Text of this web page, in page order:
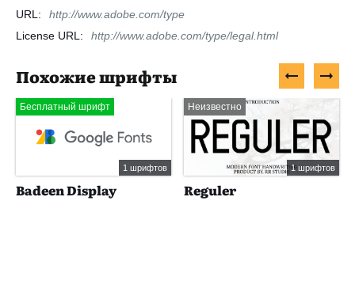
URL:
http://www.adobe.com/type
License URL:
http://www.adobe.com/type/legal.html
Похожие шрифты
Бесплатный шрифт
1 шрифтов
Badeen Display
Неизвестно
1 шрифтов
Reguler